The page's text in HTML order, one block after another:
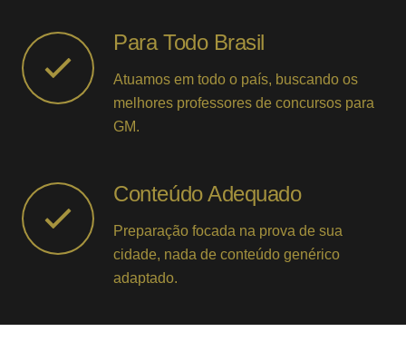
Para Todo Brasil
Atuamos em todo o país, buscando os
melhores professores de concursos para
GM.
Conteúdo Adequado
Preparação focada na prova de sua
cidade, nada de conteúdo genérico
adaptado.